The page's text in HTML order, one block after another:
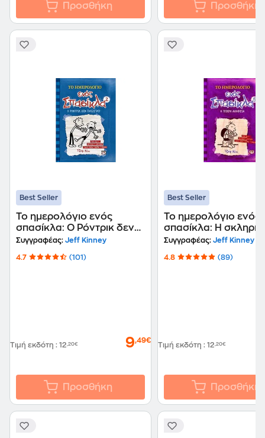
Προσθήκη Προσθήκη
Best Seller
Το ημερολόγιο ενός
σπασίκλα: Ο Ρόντρικ δεν
παίζεται
Συγγραφέας: Jeff Kinney
4.7 (101)
Τιμή εκδότη : 12,20€ 9,49€
Προσθήκη
Best Seller
Το ημερολόγιο ενός
σπασίκλα: Η σκληρή
αλήθεια
Συγγραφέας: Jeff Kinney
4.8 (89)
Τιμή εκδότη : 12,20€
Προσθήκη